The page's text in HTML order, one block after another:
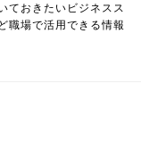
ておきたいビジネスス
職場で活用できる情報